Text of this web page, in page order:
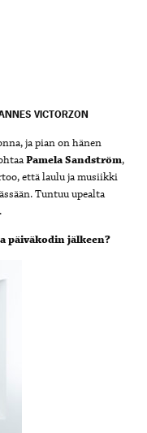
VICTORZON
ja pian on hänen
Pamela Sandström,
että laulu ja musiikki
Tuntuu upealta
päiväkodin jälkeen?